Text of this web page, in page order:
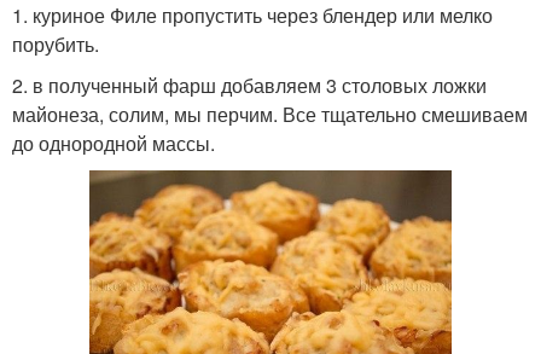
1. куриное Филе пропустить через блендер или мелко
порубить.
2. в полученный фарш добавляем 3 столовых ложки
майонеза, солим, мы перчим. Все тщательно смешиваем
до однородной массы.